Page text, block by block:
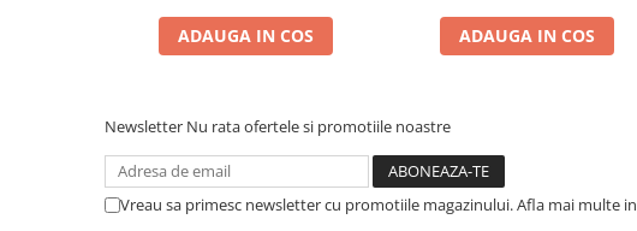
Consumabile motofierastrau
Demarouri drujba
Discuri debitare
ADAUGA IN COS ADAUGA IN COS
Newsletter Nu rata ofertele si promotiile noastre
Vreau sa primesc newsletter cu promotiile magazinului. Afla mai multe in